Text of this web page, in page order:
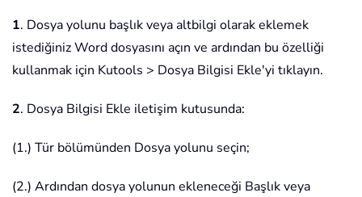
1. Dosya yolunu başlık veya altbilgi olarak eklemek
istediğiniz Word dosyasını açın ve ardından bu özelliği
kullanmak için Kutools > Dosya Bilgisi Ekle'yi tıklayın.
2. Dosya Bilgisi Ekle iletişim kutusunda:
(1.) Tür bölümünden Dosya yolunu seçin;
(2.) Ardından dosya yolunun ekleneceği Başlık veya